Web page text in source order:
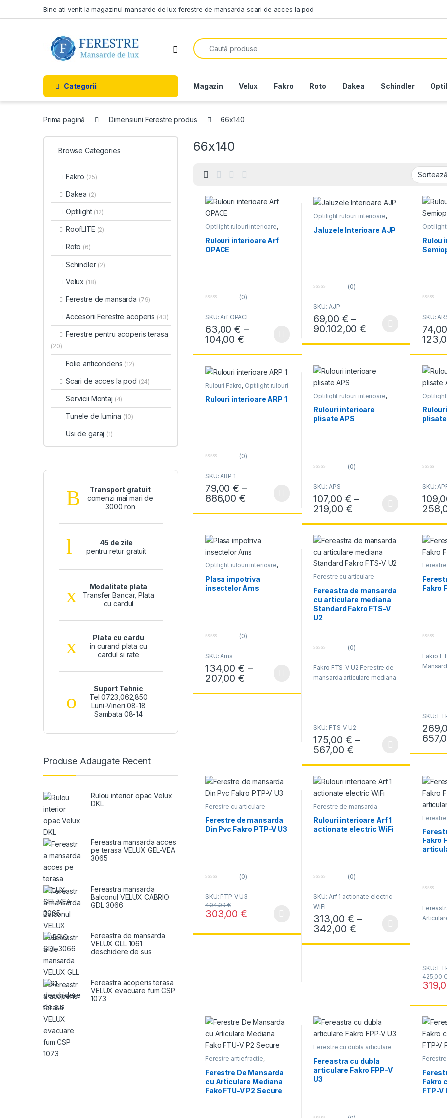
Bine ati venit la magazinul mansarde de lux ferestre de mansarda scari de acces la pod
Open
Search for:
Categorii Magazin Velux Fakro Roto Dakea Schindler
Prima pagină Dimensiuni Ferestre produs 66x140
66x140
Optilight rulouri interioare,
Rulouri Fakro
Optilight
Rulouri interioare Arf
OPACE
u
o
f
5
(0)
SKU: Arf OPACE
63,00€ –
104,00€Interval de prețuri: 63,00 € până la 104,00
Acest produs are mai multe variații. Opțiunile pot fi alese în pagina
Optilight rulouri interioare,
Rulouri Fakro
Jaluzele Interioare AJP
u
o
f
5
(0)
SKU: AJP
69,00 € –
90.102,00€Interval de
Acest produs are mai multe variații.
Rulouri
Optilight
Rulou
u
o
f
5
SKU:
Acest
Rulouri Fakro, Optilight rulouri
Rulouri Optilight
Rulouri interioare ARP 1
u
o
f
5
(0)
SKU: ARP 1
79,00€ –
886,00€Interval de prețuri: 79,00 € până la 886,00
Acest produs are mai multe variații. Opțiunile pot fi alese în pagina
Optilight rulouri interioare,
Optilight
Rulouri interioare
plisate APS
u
o
f
5
(0)
SKU: APS
107,00 € –
219,00 €Interval de prețuri:
Acest produs are mai multe variații.
Optilight
plisate
u
o
f
5
SKU:
Acest
Optilight rulouri interioare,
Rulouri Fakro
Optilight
Plasa impotriva
insectelor Ams
u
o
f
5
(0)
SKU: Ams
134,00€ –
207,00€Interval de prețuri: 134,00 € până la 207,00
Acest produs are mai multe variații. Opțiunile pot fi alese în pagina
Ferestre cu articulare
Fereastra de mansarda
cu articulare mediana
Standard Fakro FTS-V
U2
u
o
(0)
Fakro FTS-V U2 Ferestre de
mansarda articulare mediana
SKU: FTS-V U2
175,00 € –
567,00 €Interval de prețuri:
Acest produs are mai multe variații.
Fakro
u
t
o
Fakro
SKU:
Acest
Ferestre cu articulare
la umiditate
Ferestre de mansarda
Din Pvc Fakro PTP-V U3
u
t
o
f
(0)
SKU: PTP-V U3
303,00€
404,00€
Acest produs are mai multe variații. Opțiunile pot fi alese în pagina
Ferestre de mansarda
Rulouri interioare Arf 1
actionate electric WiFi
u
t
o
f
5
(0)
SKU: Arf 1 actionate electric
WiFi
313,00 € –
342,00 €Interval de prețuri:
Acest produs are mai multe variații.
Fakro
u
o
SKU:
425,00€
Acest
Ferestre antiefractie,
mediana
Ferestre De Mansarda
cu Articulare Mediana
Fako FTU-V P2 Secure
Ferestre cu dubla articulare
Fereastra cu dubla
articulare Fakro FPP-V
U3
Fakro
FTP-V
Browse Categories
Fakro (25)
Dakea (2)
Optilight (12)
RoofLITE (2)
Roto (6)
Schindler (2)
Velux (18)
Ferestre de mansarda (79)
Accesorii Ferestre acoperis (43)
Ferestre pentru acoperis terasa
(20)
Folie anticondens (12)
Scari de acces la pod (24)
Servicii Montaj (4)
Tunele de lumina (10)
Usi de garaj (1)
Transport gratuit
comenzi mai mari de
3000 ron
45 de zile
pentru retur gratuit
Modalitate plata
Transfer Bancar, Plata
cu cardul
Plata cu cardu
in curand plata cu
cardul si rate
Suport Tehnic
Tel 0723,062,850
Luni-Vineri 08-18
Sambata 08-14
Produse Adaugate Recent
Rulou interior opac Velux
DKL
Fereastra mansarda acces
pe terasa VELUX GEL-VEA
3065
Fereastra mansarda
Balconul VELUX CABRIO
GDL 3066
Fereastra de mansarda
VELUX GLL 1061
deschidere de sus
Fereastra acoperis terasa
VELUX evacuare fum CSP
1073